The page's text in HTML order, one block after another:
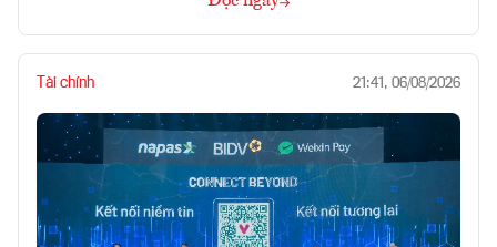
Tài chính 21:41, 06/08/2026